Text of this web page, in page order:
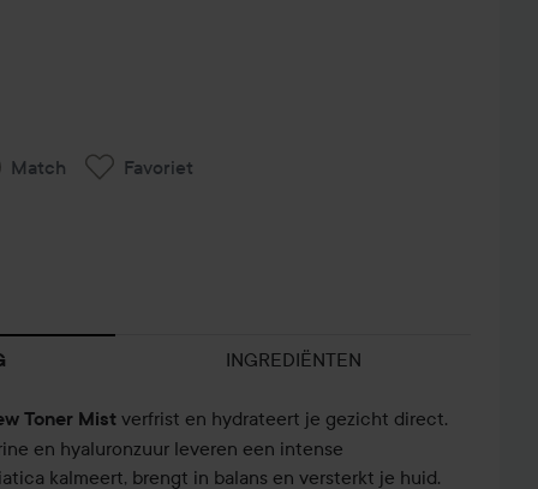
Match Favoriet
INGREDIËNTEN
Toner Mist verfrist en hydrateert je gezicht direct.
en hyaluronzuur leveren een intense
kalmeert, brengt in balans en versterkt je huid.